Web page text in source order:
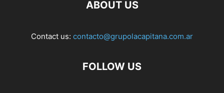
ABOUT US
Contact us: contacto@grupolacapitana.com.ar
FOLLOW US